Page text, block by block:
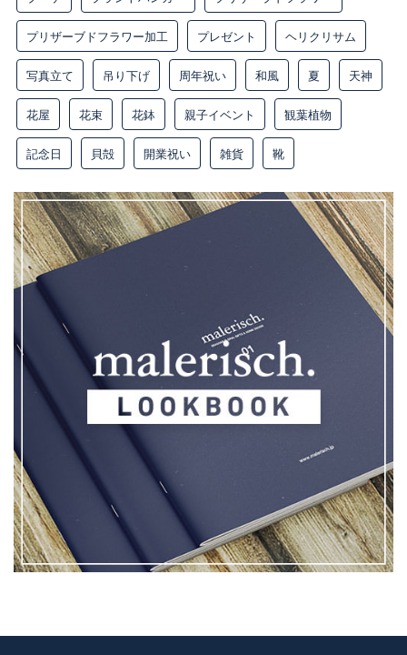
プリザーブドフラワー加工 プレゼント ヘリクリサム
写真立て 吊り下げ 周年祝い 和風 夏 天神
花屋 花束 花鉢 親子イベント 観葉植物
記念日 貝殻 開業祝い 雑貨 靴